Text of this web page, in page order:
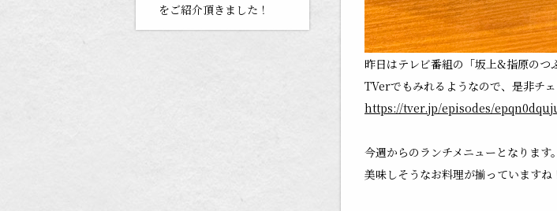
をご紹介頂きました！
昨日はテレビ番組の「坂上&指原のつ
TVerでもみれるようなので、是非チ
https://tver.jp/episodes/
今週からのランチメニューとなります。
美味しそうなお料理が揃っていますね